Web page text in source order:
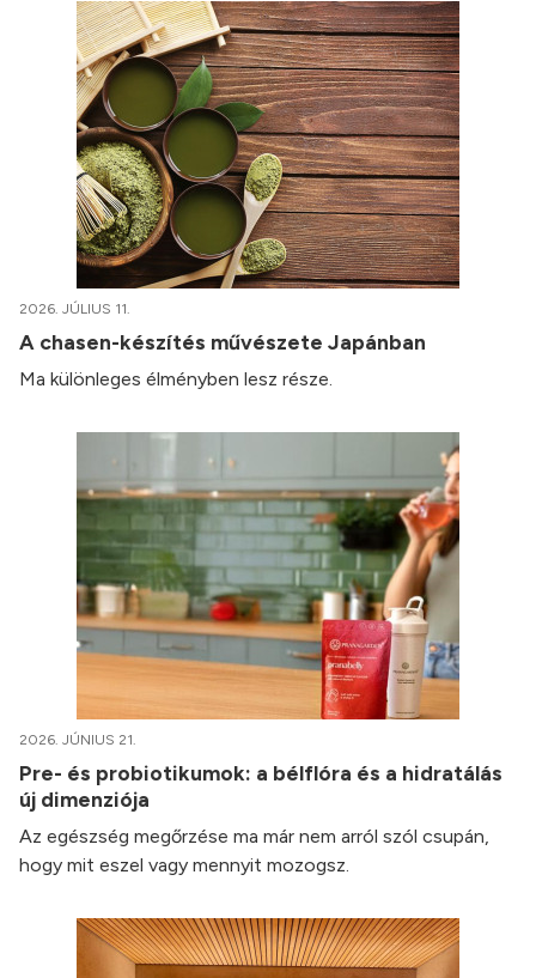
2026. JÚLIUS 11.
A chasen-készítés művészete Japánban
Ma különleges élményben lesz része.
2026. JÚNIUS 21.
Pre- és probiotikumok: a bélflóra és a hidratálás
új dimenziója
Az egészség megőrzése ma már nem arról szól csupán,
hogy mit eszel vagy mennyit mozogsz.